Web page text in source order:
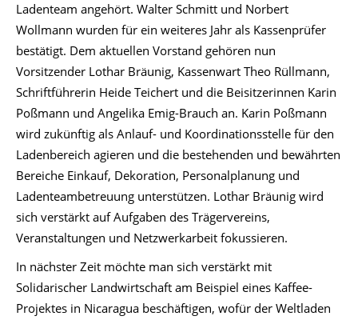
Ladenteam angehört. Walter Schmitt und Norbert
Wollmann wurden für ein weiteres Jahr als Kassenprüfer
bestätigt. Dem aktuellen Vorstand gehören nun
Vorsitzender Lothar Bräunig, Kassenwart Theo Rüllmann,
Schriftführerin Heide Teichert und die Beisitzerinnen Karin
Poßmann und Angelika Emig-Brauch an. Karin Poßmann
wird zukünftig als Anlauf- und Koordinationsstelle für den
Ladenbereich agieren und die bestehenden und bewährten
Bereiche Einkauf, Dekoration, Personalplanung und
Ladenteambetreuung unterstützen. Lothar Bräunig wird
sich verstärkt auf Aufgaben des Trägervereins,
Veranstaltungen und Netzwerkarbeit fokussieren.
In nächster Zeit möchte man sich verstärkt mit
Solidarischer Landwirtschaft am Beispiel eines Kaffee-
Projektes in Nicaragua beschäftigen, wofür der Weltladen